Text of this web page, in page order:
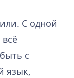
С одной
с
язык,